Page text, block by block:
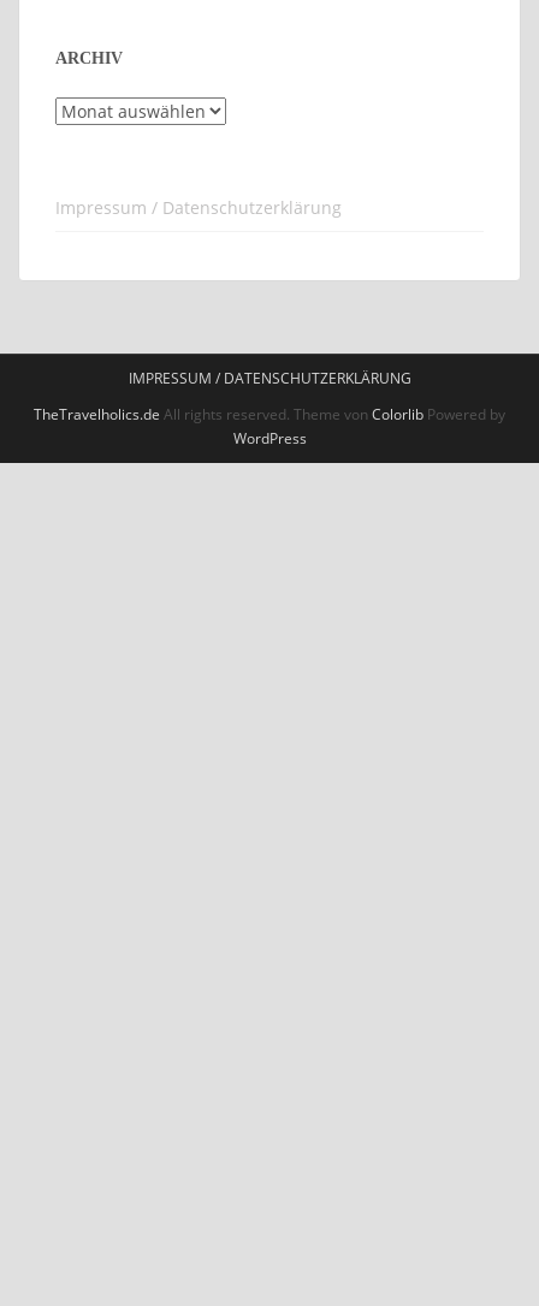
ARCHIV
Archiv
Impressum / Datenschutzerklärung
IMPRESSUM / DATENSCHUTZERKLÄRUNG
TheTravelholics.de All rights reserved. Theme von Colorlib Powered by
WordPress